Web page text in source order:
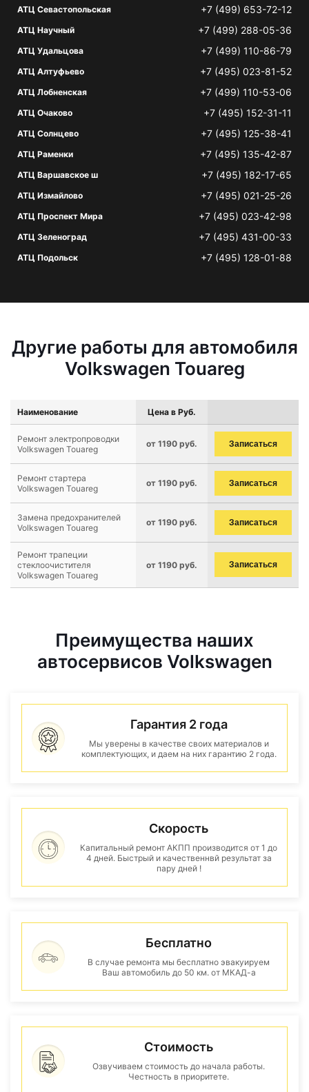
АТЦ Севастопольская +7 (499) 653-72-12
АТЦ Научный +7 (499) 288-05-36
АТЦ Удальцова +7 (499) 110-86-79
АТЦ Алтуфьево +7 (495) 023-81-52
АТЦ Лобненская +7 (499) 110-53-06
АТЦ Очаково +7 (495) 152-31-11
АТЦ Солнцево +7 (495) 125-38-41
АТЦ Раменки +7 (495) 135-42-87
АТЦ Варшавское ш +7 (495) 182-17-65
АТЦ Измайлово +7 (495) 021-25-26
АТЦ Проспект Мира +7 (495) 023-42-98
АТЦ Зеленоград +7 (495) 431-00-33
АТЦ Подольск +7 (495) 128-01-88
Другие работы для автомобиля
Volkswagen Touareg
Наименование Цена в Руб.
Ремонт электропроводки
Volkswagen Touareg
от 1190 руб. Записаться
Ремонт стартера
Volkswagen Touareg
от 1190 руб. Записаться
Замена предохранителей
Volkswagen Touareg
от 1190 руб. Записаться
Ремонт трапеции
стеклоочистителя
Volkswagen Touareg
от 1190 руб. Записаться
Преимущества наших
автосервисов Volkswagen
Гарантия 2 года
Мы уверены в качестве своих материалов и
комплектующих, и даем на них гарантию 2 года.
Скорость
Капитальный ремонт АКПП производится от 1 до
4 дней. Быстрый и качественнвй результат за
пару дней !
Бесплатно
В случае ремонта мы бесплатно эвакуируем
Ваш автомобиль до 50 км. от МКАД-а
Стоимость
Озвучиваем стоимость до начала работы.
Честность в приоритете.